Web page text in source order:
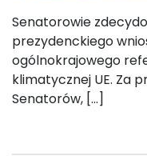
Senatorowie
prezydenckiego
ogólnokrajowego
klimatycznej UE. Za
Senatorów, […]